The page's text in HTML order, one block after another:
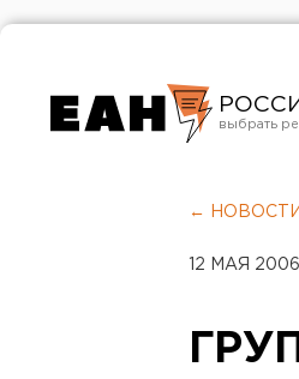
← НОВОСТИ
12 МАЯ